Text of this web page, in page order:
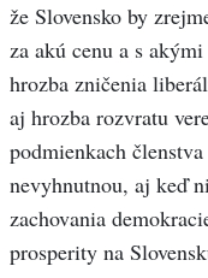
že Slovensko by
za akú cenu a s
hrozba zničenia
aj hrozba rozvratu
podmienkach
nevyhnutnou, aj keď
zachovania
prosperity na